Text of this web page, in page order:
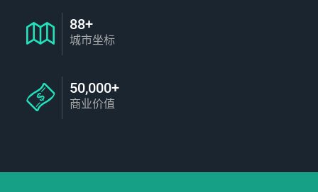
88+
城市坐标
50,000+
商业价值